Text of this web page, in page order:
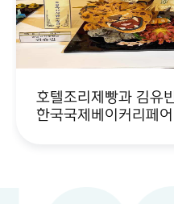
호텔조리제빵과 김유
한국국제베이커리페